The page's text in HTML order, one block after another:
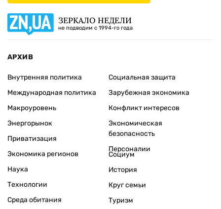
ЗЕРКАЛО НЕДЕЛИ
не подводим с 1994-го года
АРХИВ
Внутренняя политика
Международная политика
Макроуровень
Энергорынок
Приватизация
Экономика регионов
Социальная защита
Зарубежная экономика
Конфликт интересов
Экономическая
безопасность
Персоналии
Наука
Технологии
Среда обитания
Социум
История
Круг семьи
Туризм